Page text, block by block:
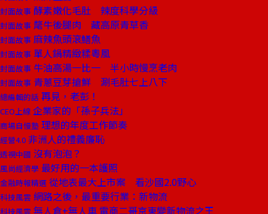
封面故事 酵素嫩化毛肚 辣度科學分級
封面故事 氂牛後腿肉 藏高原青草香
封面故事 麻辣魚頭滾鱔魚
封面故事 單人鍋精緻糅粵風
封面故事 牛油高湯一比一 半小時慢烹老肉
封面故事 青蔥豆芽搶鮮 涮毛肚七上八下
總編輯的話 再見，老彭！
CEO上線 企業家的「孫子兵法」
商場自慢塾 理想的年度工作節奏
經營4.0 非洲人的禮義廉恥
透視中國 沒有泡泡？
風尚經濟學 最好用的一本護照
金融時報精選 從地表最大上市案 看沙國2.0野心
科技風雲 網路之後，最重要行業：新物流
科技風雲 無人倉+無人車 電商二哥京東變新物流之王